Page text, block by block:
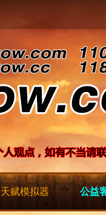
天赋模拟器 公益